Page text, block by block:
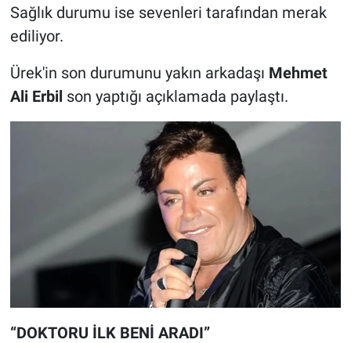
Sağlık durumu ise sevenleri tarafından merak
ediliyor.
Ürek'in son durumunu yakın arkadaşı Mehmet
Ali Erbil son yaptığı açıklamada paylaştı.
“DOKTORU İLK BENİ ARADI”